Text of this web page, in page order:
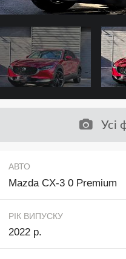
Усі
АВТО
Mazda CX-3 0 Premium
РІК ВИПУСКУ
2022 р.